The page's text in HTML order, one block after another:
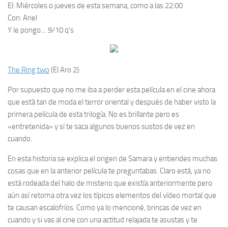
El: Miércoles o jueves de esta semana, como a las 22:00
Con: Ariel
Y le pongo… 9/10 q’s
The Ring two (El Aro 2):
Por supuesto que no me iba a perder esta película en el cine ahora
que está tan de moda el terror oriental y después de haber visto la
primera película de esta trilogía. No es brillante pero es
«entretenida» y sí te saca algunos buenos sustos de vez en
cuando.
En esta historia se explica el origen de Samara y entiendes muchas
cosas que en la anterior película te preguntabas. Claro está, ya no
está rodeada del halo de misterio que existía anteriormente pero
aún así retoma otra vez los típicos elementos del vídeo mortal que
te causan escalofríos. Como ya lo mencioné, brincas de vez en
cuando y si vas al cine con una actitud relajada te asustas y te